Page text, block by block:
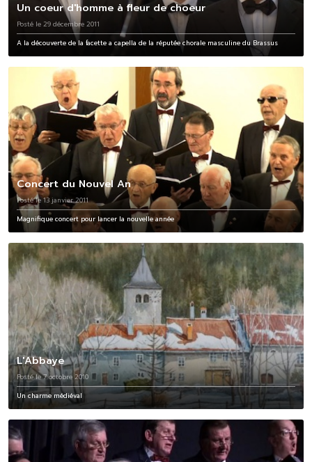
Un coeur d'homme à fleur de choeur
Posté le 29 décembre 2011
A la découverte de la facette a capella de la réputée chorale masculine du Brassus
Concert du Nouvel An
Posté le 13 janvier 2011
Magnifique concert pour lancer la nouvelle année
L'Abbaye
Posté le 7 octobre 2010
Un charme médiéval